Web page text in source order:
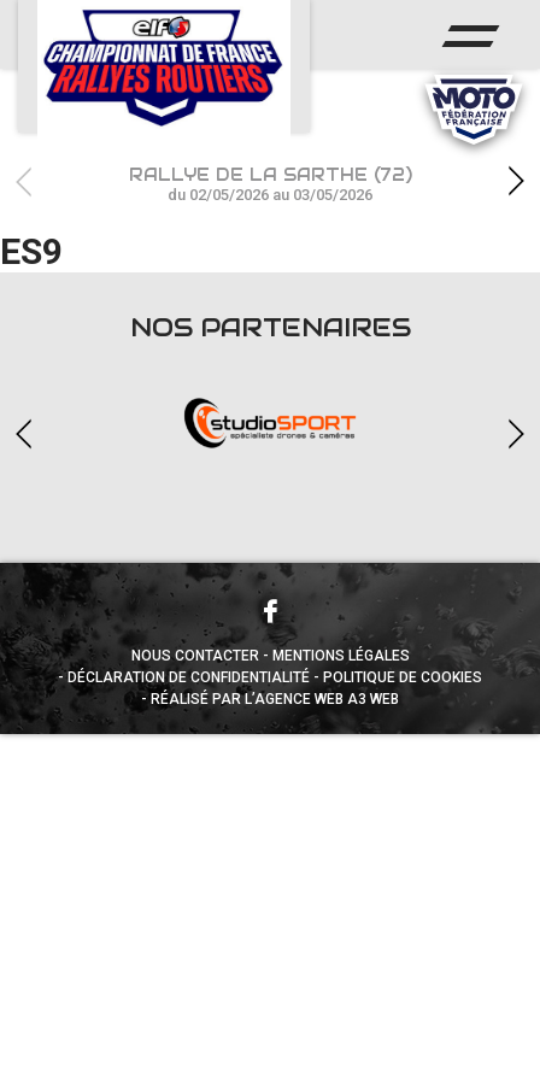
ACCUEIL
ACTUS
CALENDRIER
CHAMPIONNAT
RÉSULTATS
RALLYE DE LA SARTHE (72)
du 02/05/2026 au 03/05/2026
ES9
NOS PARTENAIRES
NOUS CONTACTER
MENTIONS LÉGALES
DÉCLARATION DE CONFIDENTIALITÉ
POLITIQUE DE COOKIES
RÉALISÉ PAR L’AGENCE WEB A3 WEB